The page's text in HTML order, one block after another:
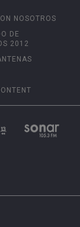
NOSOTROS
DE
2012